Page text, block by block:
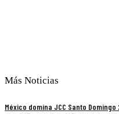
Más Noticias
México domina JCC Santo Domingo